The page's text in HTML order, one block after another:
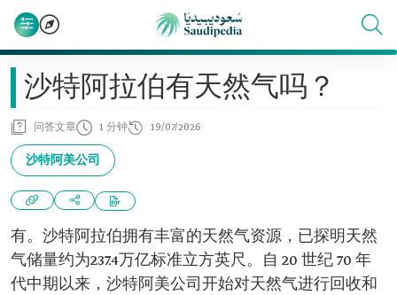
沙特阿拉伯有天然气吗？
问答文章 1 分钟 19/07/2026
沙特阿美公司
有。沙特阿拉伯拥有丰富的天然气资源，已探明天然
气储量约为237.4万亿标准立方英尺。自 20 世纪 70 年
代中期以来，沙特阿美公司开始对天然气进行回收和